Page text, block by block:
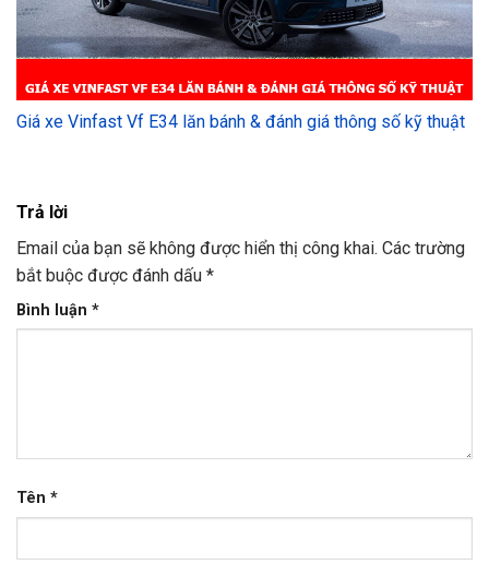
Giá xe Vinfast Vf E34 lăn bánh & đánh giá thông số kỹ thuật
Trả lời
Email của bạn sẽ không được hiển thị công khai. Các trường
bắt buộc được đánh dấu *
Bình luận *
Tên *